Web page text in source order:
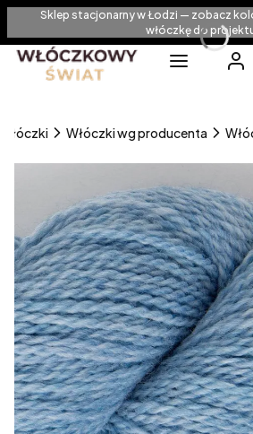
Sklep stacjonarny w Łodzi — zobacz
włóczkę do
Menu
Włóczki Włóczki wg producenta